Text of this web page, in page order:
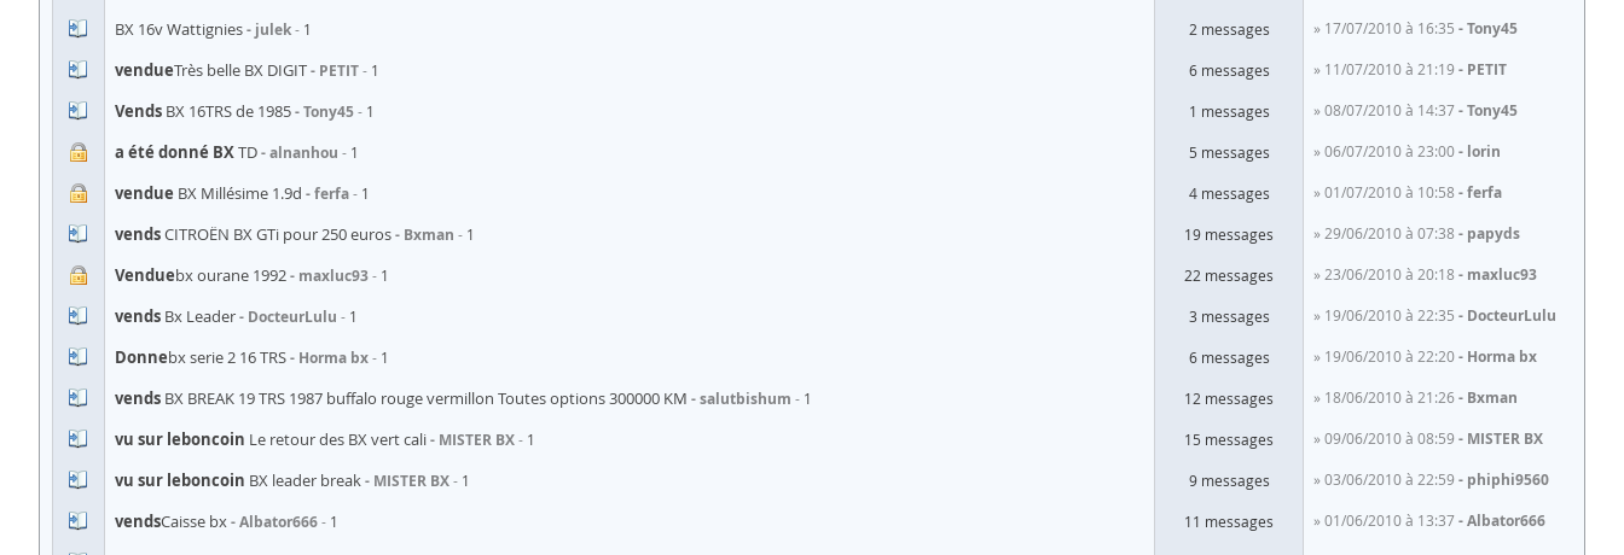
BX 16v Wattignies julek 1 2 messages » 17/07/2010 à 16:35 Tony45
vendueTrès belle BX DIGIT PETIT 1 6 messages » 11/07/2010 à 21:19 PETIT
Vends BX 16TRS de 1985 Tony45 1 1 messages » 08/07/2010 à 14:37 Tony45
a été donné BXTD alnanhou 1 5 messages » 06/07/2010 à 23:00 lorin
vendue BX Millésime 1.9d ferfa 1 4 messages » 01/07/2010 à 10:58 ferfa
vendsCITROËN BX GTi pour 250 euros Bxman 1 19 messages » 29/06/2010 à 07:38 papyds
Venduebx ourane 1992 maxluc93 1 22 messages » 23/06/2010 à 20:18 maxluc93
vends Bx Leader DocteurLulu 1 3 messages » 19/06/2010 à 22:35 DocteurLulu
Donnebx serie 2 16 TRS Horma bx 1 6 messages » 19/06/2010 à 22:20 Horma bx
vends BX BREAK 19 TRS 1987 buffalo rouge vermillon Toutes options 300000 KM salutbishum 1 12 messages » 18/06/2010 à 21:26 Bxman
vu sur leboncoin Le retour des BX vert cali MISTER BX 1 15 messages » 09/06/2010 à 08:59 MISTER BX
vu sur leboncoin BX leader break MISTER BX 1 9 messages » 03/06/2010 à 22:59 phiphi9560
vendsCaisse bx Albator666 1 11 messages » 01/06/2010 à 13:37 Albator666